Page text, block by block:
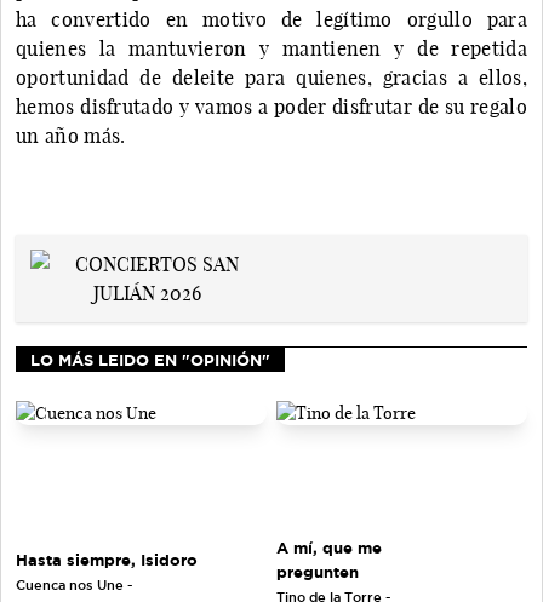
ha convertido en motivo de legítimo orgullo para
quienes la mantuvieron y mantienen y de repetida
oportunidad de deleite para quienes, gracias a ellos,
hemos disfrutado y vamos a poder disfrutar de su regalo
un año más.
LO MÁS LEIDO EN "OPINIÓN"
Hasta siempre, Isidoro
Cuenca nos Une -
A mí, que me
pregunten
Tino de la Torre -